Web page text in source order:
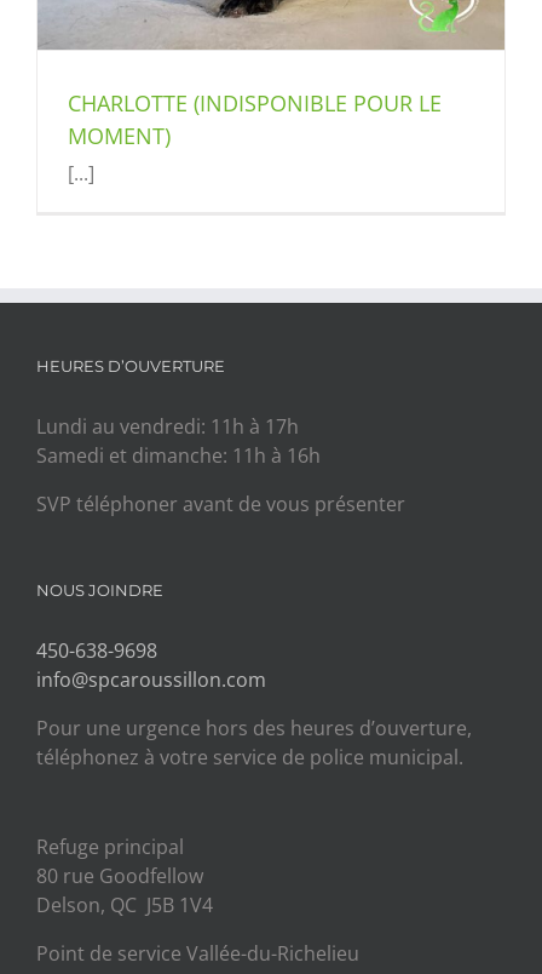
CHARLOTTE (INDISPONIBLE POUR LE
MOMENT)
[...]
HEURES D’OUVERTURE
Lundi au vendredi: 11h à 17h
Samedi et dimanche: 11h à 16h
SVP téléphoner avant de vous présenter
NOUS JOINDRE
450-638-9698
info@spcaroussillon.com
Pour une urgence hors des heures d’ouverture,
téléphonez à votre service de police municipal.
Refuge principal
80 rue Goodfellow
Delson, QC J5B 1V4
Point de service Vallée-du-Richelieu